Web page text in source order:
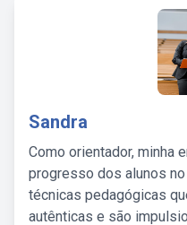
Sandra
Como orientador, minha
progresso dos alunos
técnicas pedagógicas
autênticas e são